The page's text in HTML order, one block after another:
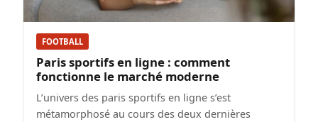
FOOTBALL
Paris sportifs en ligne : comment
fonctionne le marché moderne
L’univers des paris sportifs en ligne s’est
métamorphosé au cours des deux dernières